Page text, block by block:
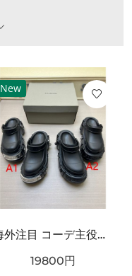
New
海外注目 コーデ主役級 立体ラバー構造 クッション性良好 BALENCIAGA バーバリー コピー クロッグシューズ 耐久ソール エッジィモード
19800円